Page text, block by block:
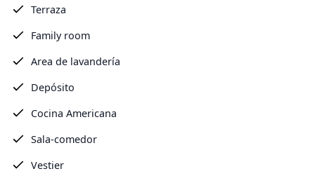
Terraza
Family room
Area de lavandería
Depósito
Cocina Americana
Sala-comedor
Vestier